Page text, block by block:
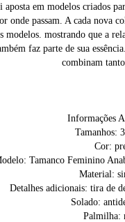
aposta em modelos criados
onde passam. A cada nova
modelos. mostrando que a
faz parte de sua
combinam
Informações
Tamanhos:
Cor:
Tamanco Feminino
Material:
Detalhes adicionais: tira de
Solado:
Palmilha: